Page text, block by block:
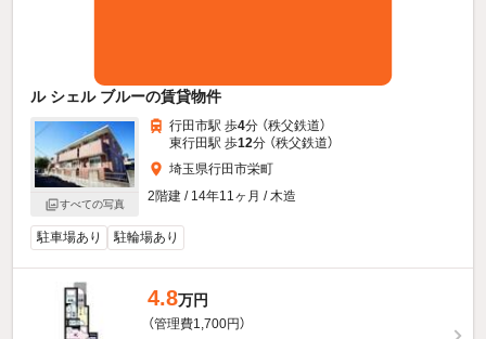
ル シェル ブルーの賃貸物件
すべての写真
行田市駅 歩4分 （秩父鉄道）
東行田駅 歩12分 （秩父鉄道）
埼玉県行田市栄町
2階建 / 14年11ヶ月 / 木造
駐車場あり 駐輪場あり
4.8万円
（管理費1,700円）